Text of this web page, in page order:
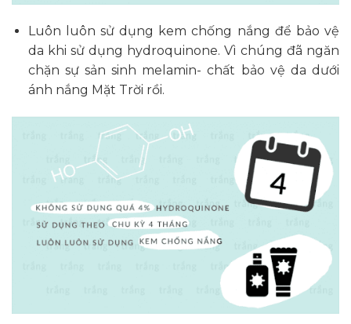
Luôn luôn sử dụng kem chống nắng để bảo vệ
da khi sử dụng hydroquinone. Vì chúng đã ngăn
chặn sự sản sinh melamin- chất bảo vệ da dưới
ánh nắng Mặt Trời rồi.